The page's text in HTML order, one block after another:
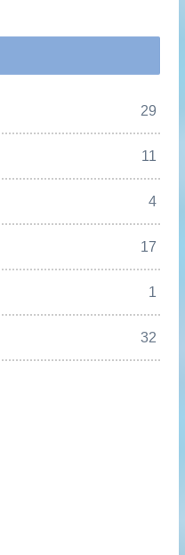
29
11
4
17
1
32